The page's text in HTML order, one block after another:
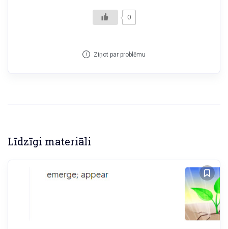
0
Ziņot par problēmu
Līdzīgi materiāli